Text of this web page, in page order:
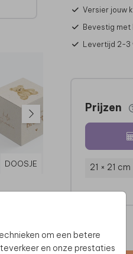
om een betere
en onze prestaties
DOOSJE
Versier jouw
Bevestig
Levertijd 2-3
Prijzen
21 × 21 cm